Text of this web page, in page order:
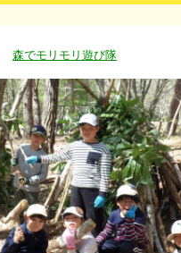
森でモリモリ遊び隊